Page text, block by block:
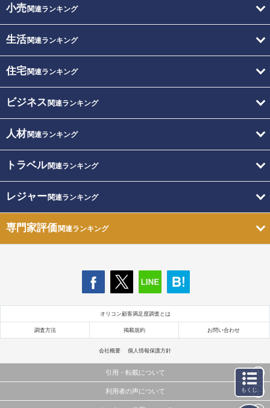
小売関連ランキング
生活関連ランキング
住宅関連ランキング
ビジネス 関連ランキング
人材関連ランキング
トラベル関連ランキング
レジャー関連ランキング
専門家評価関連ランキング
オリコン顧客満足度調査とは
調査方法 掲載規約 お問い合わせ
会社概要 個人情報保護方針
引用・転載について
当サイトで公開されている情報（文字、写真、イラスト、画像データ等）及びこれらの配置・
利用者の声について もくじ